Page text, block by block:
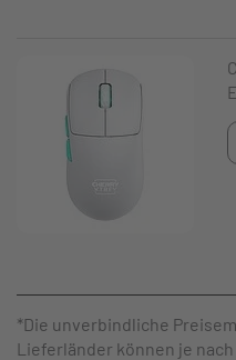
*Die unverbindliche
Lieferländer können je